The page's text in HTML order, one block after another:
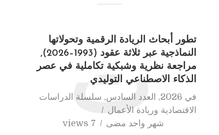
تطور أبحاث الريادة الرقمية وتحولاتها
النماذجية عبر ثلاثة عقود (1993–2026),
مراجعة نظرية وشبكية تكاملية في عصر
الذكاء الاصطناعي التوليدي
في 2026
, العدد السادس, سلسلة الدراسات
الاقتصادية وريادة الأعمال
شهر واحد مضى
7 views
ت